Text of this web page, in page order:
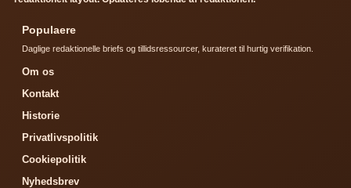
Populaere
Daglige redaktionelle briefs og tillidsressourcer, kurateret til hurtig verifikation.
Om os
Kontakt
Historie
Privatlivspolitik
Cookiepolitik
Nyhedsbrev